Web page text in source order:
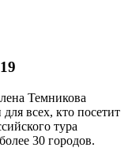
Темникова
всех, кто посетит
тура
30 городов.